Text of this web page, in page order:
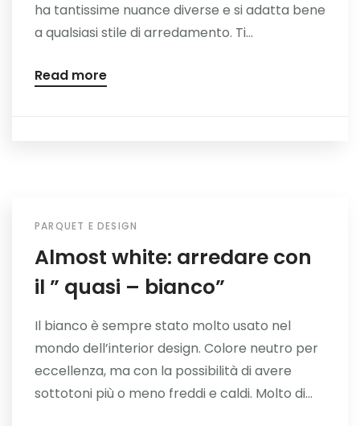
ha tantissime nuance diverse e si adatta bene
a qualsiasi stile di arredamento. Ti...
Read more
PARQUET E DESIGN
Almost white: arredare con
il ” quasi – bianco”
Il bianco è sempre stato molto usato nel
mondo dell’interior design. Colore neutro per
eccellenza, ma con la possibilità di avere
sottotoni più o meno freddi e caldi. Molto di...